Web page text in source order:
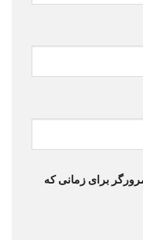
برای زمانی که